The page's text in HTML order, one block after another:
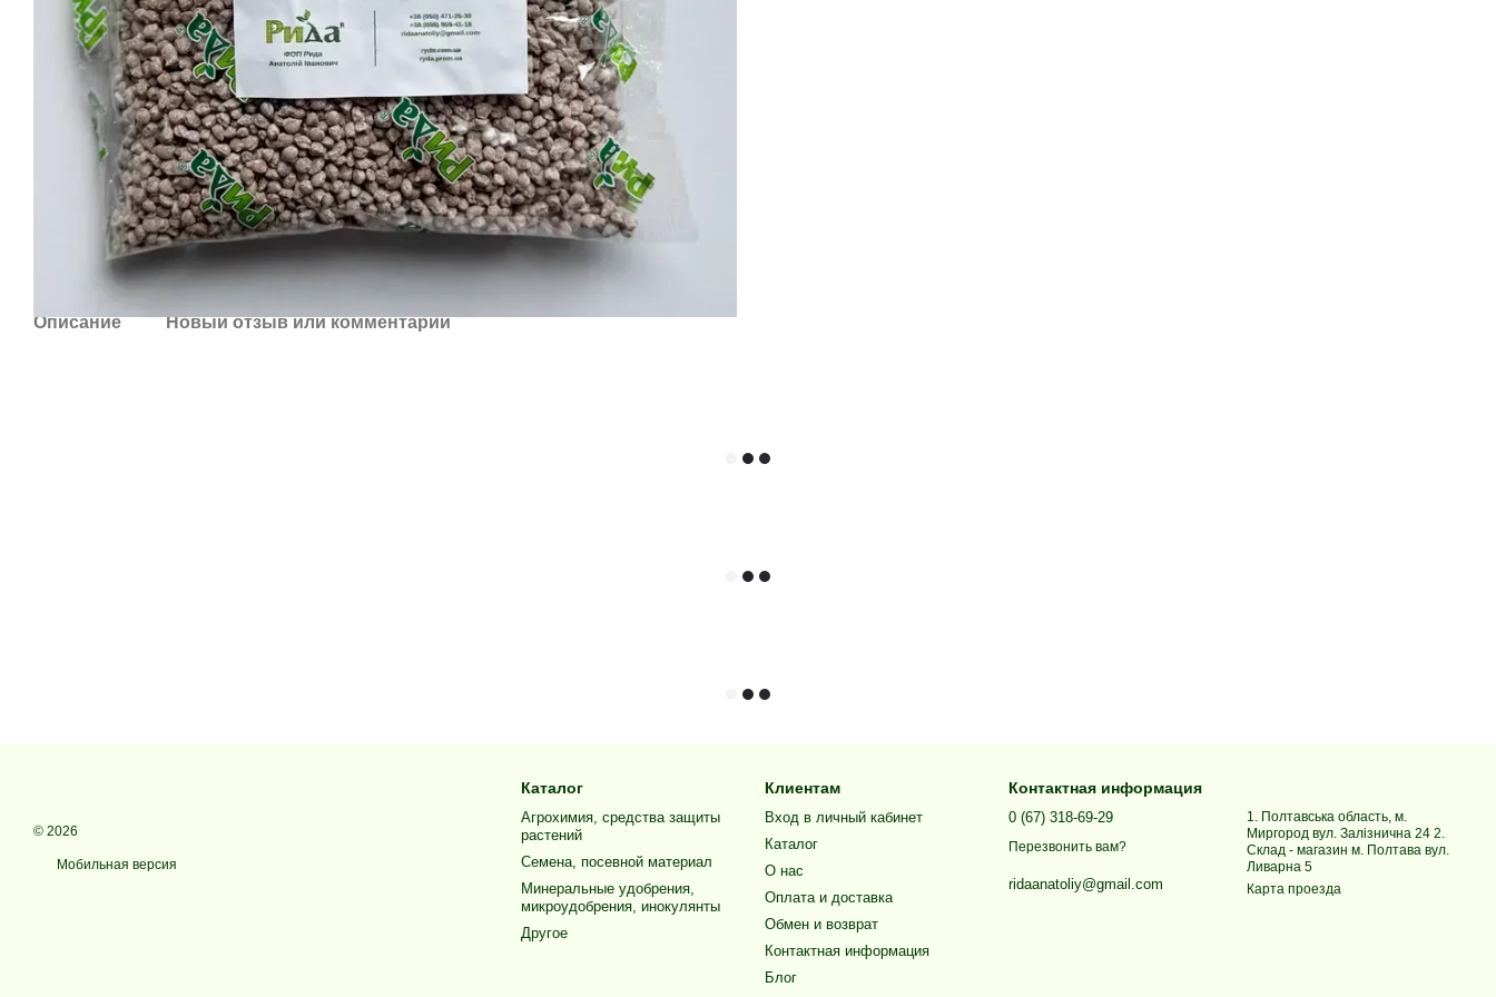
Описание Новый отзыв или комментарий
© 2026
Мобильная версия
Каталог
Агрохимия, средства защиты
растений
Семена, посевной материал
Минеральные удобрения,
микроудобрения, инокулянты
Другое
Клиентам
Вход в личный кабинет
Каталог
О нас
Оплата и доставка
Обмен и возврат
Контактная информация
Блог
Контактная информация
0 (67) 318-69-29
Перезвонить вам?
ridaanatoliy@gmail.com
1. Полтавська область, м.
Миргород вул. Залізнична 24 2.
Склад - магазин м. Полтава вул.
Ливарна 5
Карта проезда